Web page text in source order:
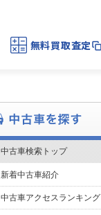
無料買取査定
中古車検索トップ
新着中古車紹介
中古車アクセスランキング